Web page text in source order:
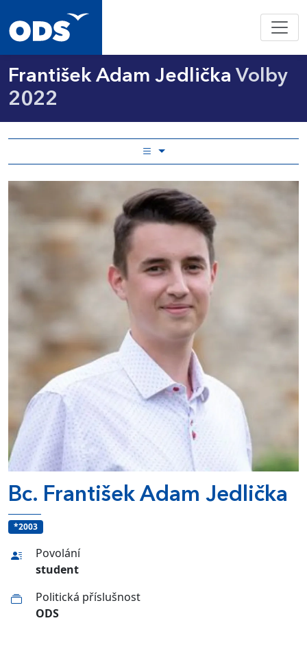
František Adam Jedlička Volby
2022
Bc. František Adam Jedlička
*2003
Povolání
student
Politická příslušnost
ODS